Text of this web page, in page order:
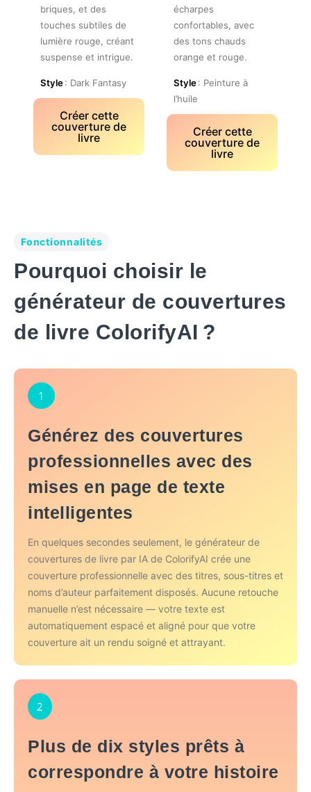
briques, et des
touches subtiles de
lumière rouge, créant
suspense et intrigue.
Style: Dark Fantasy
Créer cette
couverture de
livre
écharpes
confortables, avec
des tons chauds
orange et rouge.
Style: Peinture à
l’huile
Créer cette
couverture de
livre
Fonctionnalités
Pourquoi choisir le
générateur de couvertures
de livre ColorifyAI ?
1
Générez des couvertures
professionnelles avec des
mises en page de texte
intelligentes
En quelques secondes seulement, le générateur de
couvertures de livre par IA de ColorifyAI crée une
couverture professionnelle avec des titres, sous-titres et
noms d’auteur parfaitement disposés. Aucune retouche
manuelle n’est nécessaire — votre texte est
automatiquement espacé et aligné pour que votre
couverture ait un rendu soigné et attrayant.
2
Plus de dix styles prêts à
correspondre à votre histoire